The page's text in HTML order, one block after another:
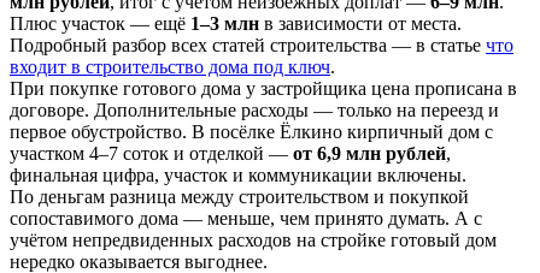
Плюс участок — ещё 1–3 млн в зависимости от места.
Подробный разбор всех статей строительства — в статье что
входит в строительство дома под ключ.
При покупке готового дома у застройщика цена прописана в
договоре. Дополнительные расходы — только на переезд и
первое обустройство. В посёлке Ёлкино кирпичный дом с
участком 4–7 соток и отделкой — от 6,9 млн рублей,
финальная цифра, участок и коммуникации включены.
По деньгам разница между строительством и покупкой
сопоставимого дома — меньше, чем принято думать. А с
учётом непредвиденных расходов на стройке готовый дом
нередко оказывается выгоднее.